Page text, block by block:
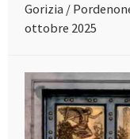
Gorizia /
ottobre 2025